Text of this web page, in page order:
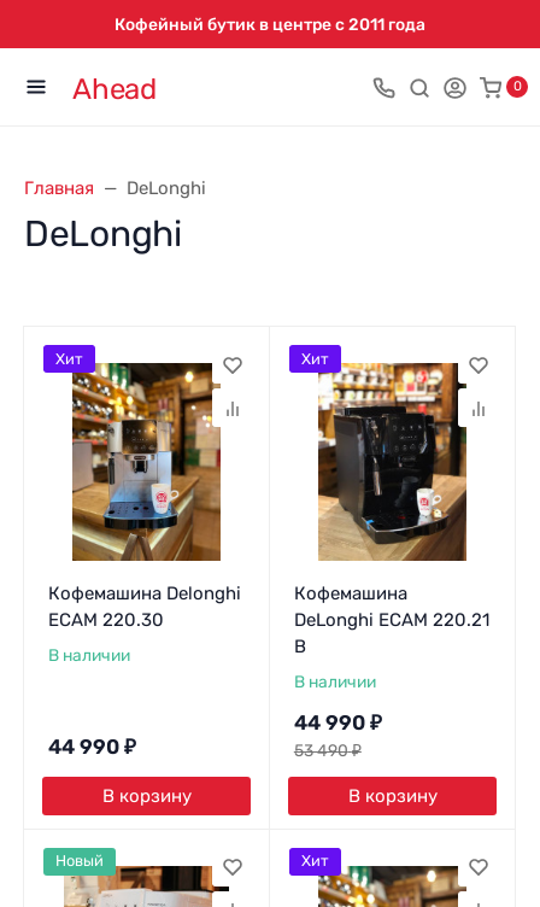
Кофейный бутик в центре с 2011 года
Ahead 0
Главная DeLonghi
DeLonghi
Кофемашина Delonghi
ECAM 220.30
В наличии
44 990 ₽
В корзину
Хит
Кофемашина
DeLonghi ECAM 220.21
B
В наличии
44 990 ₽
53 490₽
В корзину
Хит
Новый Хит